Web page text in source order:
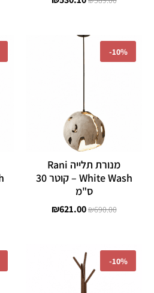
10%
-
מנורת תלייה Rani
White Wash – קוטר 30
ס"מ
₪690.00
המחיר
המקורי
היה:
₪690.00.
₪621.00
10%
-
המחיר
המקורי
היה:
₪900.00.